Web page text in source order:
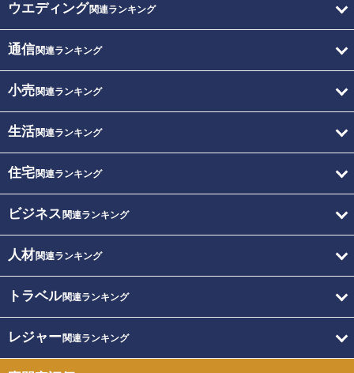
ウエディング関連ランキング
通信関連ランキング
小売関連ランキング
生活関連ランキング
住宅関連ランキング
ビジネス 関連ランキング
人材関連ランキング
トラベル関連ランキング
レジャー関連ランキング